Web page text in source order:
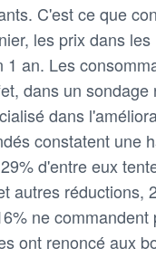
C'est ce que
les prix dans les
an. Les
dans un sondage
dans
constatent une
d'entre eux
autres réductions,
ne commandent
ont renoncé aux